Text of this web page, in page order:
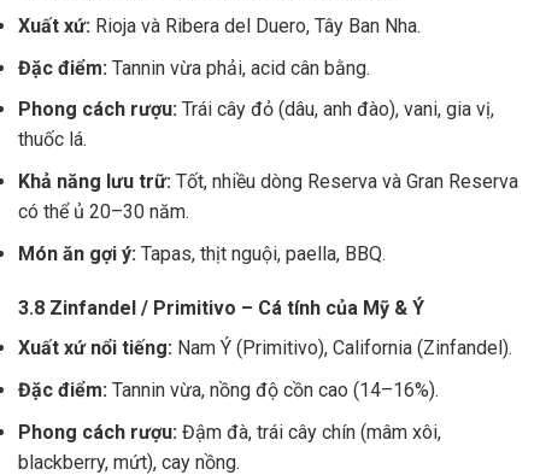
Xuất xứ: Rioja và Ribera del Duero, Tây Ban Nha.
Đặc điểm: Tannin vừa phải, acid cân bằng.
Phong cách rượu: Trái cây đỏ (dâu, anh đào), vani, gia vị,
thuốc lá.
Khả năng lưu trữ: Tốt, nhiều dòng Reserva và Gran Reserva
có thể ủ 20–30 năm.
Món ăn gợi ý: Tapas, thịt nguội, paella, BBQ.
3.8 Zinfandel / Primitivo – Cá tính của Mỹ & Ý
Xuất xứ nổi tiếng: Nam Ý (Primitivo), California (Zinfandel).
Đặc điểm: Tannin vừa, nồng độ cồn cao (14–16%).
Phong cách rượu: Đậm đà, trái cây chín (mâm xôi,
blackberry, mứt), cay nồng.